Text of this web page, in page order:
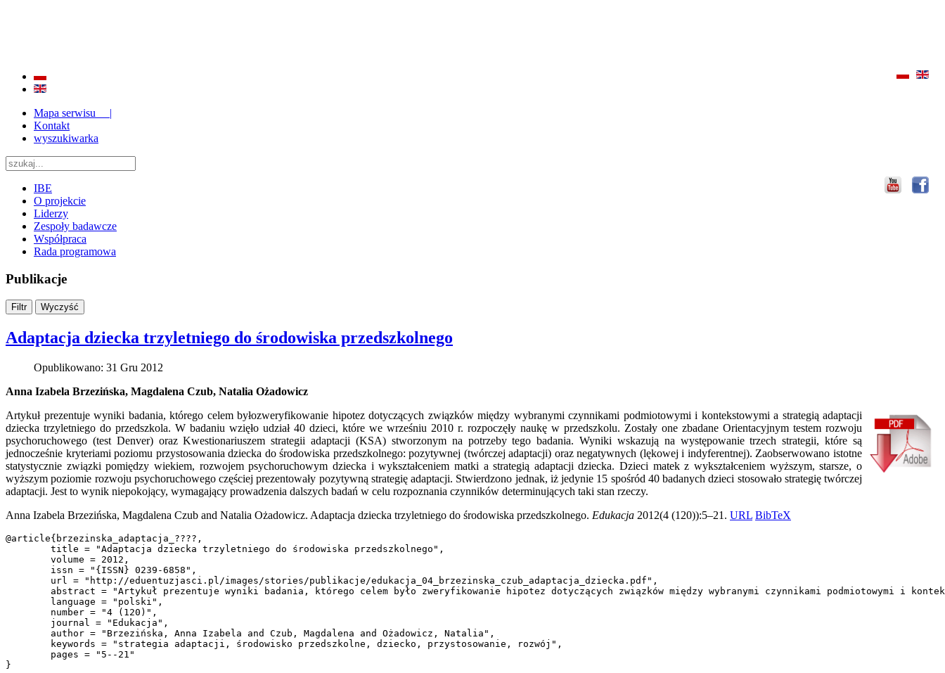
Mapa serwisu |
Kontakt
wyszukiwarka
IBE
O projekcie
Liderzy
Zespoły badawcze
Współpraca
Rada programowa
Publikacje
Adaptacja dziecka trzyletniego do środowiska przedszkolnego
Opublikowano: 31 Gru 2012
Anna Izabela Brzezińska, Magdalena Czub, Natalia Ożadowicz
Artykuł prezentuje wyniki badania, którego celem byłozweryfikowanie hipotez dotyczących związków między wybranymi czynnikami podmiotowymi i kontekstowymi a strategią adaptacji
dziecka trzyletniego do przedszkola. W badaniu wzięło udział 40 dzieci, które we wrześniu 2010 r. rozpoczęły naukę w przedszkolu. Zostały one zbadane Orientacyjnym testem rozwoju
psychoruchowego (test Denver) oraz Kwestionariuszem strategii adaptacji (KSA) stworzonym na potrzeby tego badania. Wyniki wskazują na występowanie trzech strategii, które są
jednocześnie kryteriami poziomu przystosowania dziecka do środowiska przedszkolnego: pozytywnej (twórczej adaptacji) oraz negatywnych (lękowej i indyferentnej). Zaobserwowano istotne
statystycznie związki pomiędzy wiekiem, rozwojem psychoruchowym dziecka i wykształceniem matki a strategią adaptacji dziecka. Dzieci matek z wykształceniem wyższym, starsze, o
wyższym poziomie rozwoju psychoruchowego częściej prezentowały pozytywną strategię adaptacji. Stwierdzono jednak, iż jedynie 15 spośród 40 badanych dzieci stosowało strategię twórczej
adaptacji. Jest to wynik niepokojący, wymagający prowadzenia dalszych badań w celu rozpoznania czynników determinujących taki stan rzeczy.
Anna Izabela Brzezińska, Magdalena Czub and Natalia Ożadowicz. Adaptacja dziecka trzyletniego do środowiska przedszkolnego. Edukacja 2012(4 (120)):5–21. URL BibTeX
@article{brzezinska_adaptacja_????,